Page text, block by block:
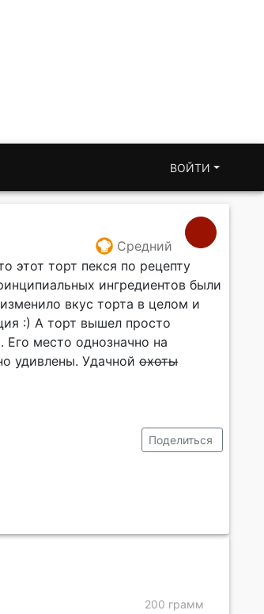
ВОЙТИ
Средний
этот торт пекся по рецепту
ингредиентов были
вкус торта в целом и
:) А торт вышел просто
место однозначно на
удивлены. Удачной охоты
Поделиться
200 грамм